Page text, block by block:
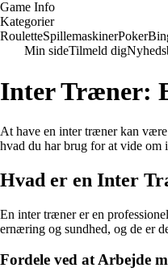
Game Info
Kategorier
RouletteSpillemaskinerPoker
Min sideTilmeld dig
Inter Træner:
At have en inter træner kan
hvad du har brug for at vide
Hvad er en Inter
En inter træner er en
ernæring og sundhed, og de er
Fordele ved at Arbejde